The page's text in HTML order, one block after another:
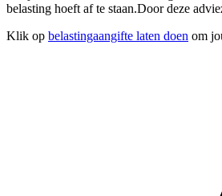
belasting hoeft af te staan.Door deze
Klik op belastingaangifte laten doen om